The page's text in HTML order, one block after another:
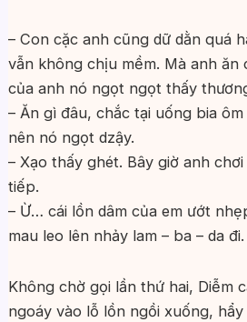
– Con cặc anh cũng dữ dằn quá
vẫn không chịu mềm. Mà anh ăn
của anh nó ngọt ngọt thấy
– Ăn gì đâu, chắc tại uống bia
nên nó ngọt dzậy.
– Xạo thấy ghét. Bây giờ anh
tiếp.
– Ừ… cái lồn dâm của em ướt
mau leo lên nhảy lam – ba – da đi.
Không chờ gọi lần thứ hai, Diễm
ngoáy vào lỗ lồn ngồi xuống,